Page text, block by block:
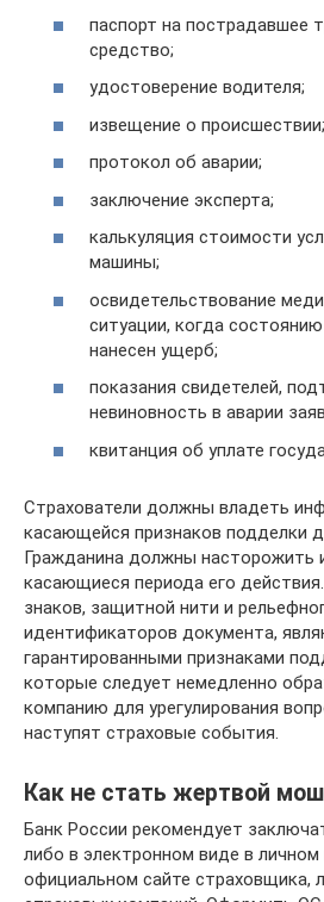
паспорт на пострадавшее
средство;
удостоверение водителя;
извещение о происшествии;
протокол об аварии;
заключение эксперта;
калькуляция стоимости
машины;
освидетельствование
ситуации, когда
нанесен ущерб;
показания свидетелей,
невиновность в аварии
квитанция об уплате
Страхователи должны владеть
касающейся признаков подделки
Гражданина должны насторожить
касающиеся периода его
знаков, защитной нити и
идентификаторов документа,
гарантированными признаками
которые следует немедленно
компанию для урегулирования
наступят страховые события.
Как не стать жертвой
Банк России рекомендует
либо в электронном виде в личном
официальном сайте страховщика,